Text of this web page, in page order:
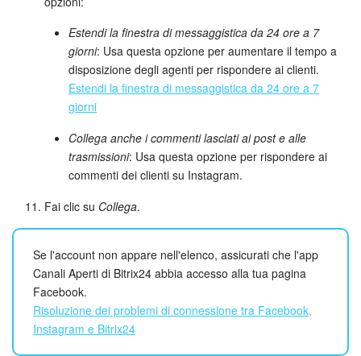
Estendi la finestra di messaggistica da 24 ore a 7
giorni: Usa questa opzione per aumentare il tempo a
disposizione degli agenti per rispondere ai clienti.
Estendi la finestra di messaggistica da 24 ore a 7
giorni
Collega anche i commenti lasciati ai post e alle
trasmissioni: Usa questa opzione per rispondere ai
commenti dei clienti su Instagram.
Fai clic su Collega.
Se l'account non appare nell'elenco, assicurati che l'app
Canali Aperti di Bitrix24 abbia accesso alla tua pagina
Facebook.
Risoluzione dei problemi di connessione tra Facebook,
Instagram e Bitrix24